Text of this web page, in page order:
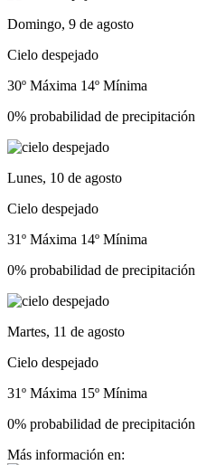
Domingo, 9 de agosto
Cielo despejado
30º Máxima 14º Mínima
0% probabilidad de precipitación
Lunes, 10 de agosto
Cielo despejado
31º Máxima 14º Mínima
0% probabilidad de precipitación
Martes, 11 de agosto
Cielo despejado
31º Máxima 15º Mínima
0% probabilidad de precipitación
Más información en: